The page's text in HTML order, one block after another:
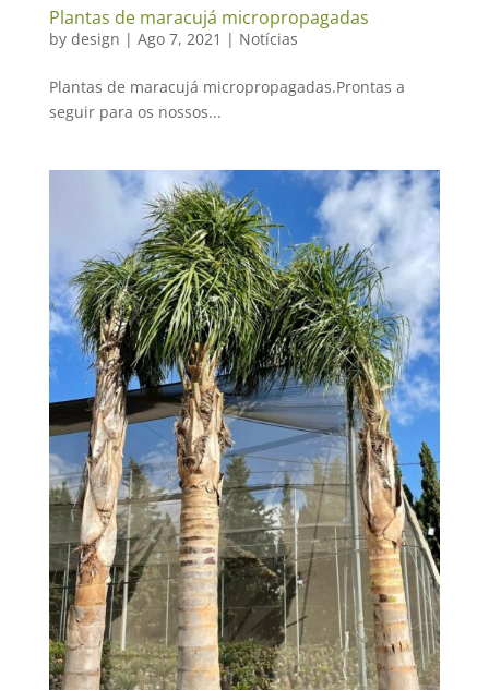
Plantas de maracujá micropropagadas
by design | Ago 7, 2021 | Notícias
Plantas de maracujá micropropagadas.Prontas a
seguir para os nossos...